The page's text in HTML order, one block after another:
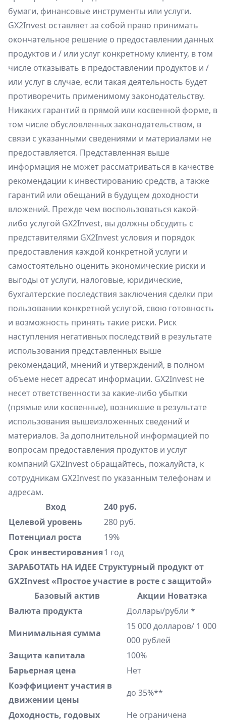
бумаги, финансовые инструменты или услуги.
GX2Invest оставляет за собой право принимать
окончательное решение о предоставлении данных
продуктов и / или услуг конкретному клиенту, в том
числе отказывать в предоставлении продуктов и /
или услуг в случае, если такая деятельность будет
противоречить применимому законодательству.
Никаких гарантий в прямой или косвенной форме, в
том числе обусловленных законодательством, в
связи с указанными сведениями и материалами не
предоставляется. Представленная выше
информация не может рассматриваться в качестве
рекомендации к инвестированию средств, а также
гарантий или обещаний в будущем доходности
вложений. Прежде чем воспользоваться какой-
либо услугой GX2Invest, вы должны обсудить с
представителями GX2Invest условия и порядок
предоставления каждой конкретной услуги и
самостоятельно оценить экономические риски и
выгоды от услуги, налоговые, юридические,
бухгалтерские последствия заключения сделки при
пользовании конкретной услугой, свою готовность
и возможность принять такие риски. Риск
наступления негативных последствий в результате
использования представленных выше
рекомендаций, мнений и утверждений, в полном
объеме несет адресат информации. GX2Invest не
несет ответственности за какие-либо убытки
(прямые или косвенные), возникшие в результате
использования вышеизложенных сведений и
материалов. За дополнительной информацией по
вопросам предоставления продуктов и услуг
компаний GX2Invest обращайтесь, пожалуйста, к
сотрудникам GX2Invest по указанным телефонам и
адресам.
Вход
240 руб.
Целевой уровень
280 руб.
Потенциал роста
19%
Срок инвестирования1 год
ЗАРАБОТАТЬ НА ИДЕЕ Структурный продукт от
GX2Invest «Простое участие в росте с защитой»
Базовый актив
Акции Новатэка
Валюта продукта
Доллары/рубли *
Минимальная сумма
15 000 долларов/ 1 000
000 рублей
Защита капитала
100%
Барьерная цена
Нет
Коэффициент участия в
движении цены
до 35%**
Доходность, годовых
Не ограничена